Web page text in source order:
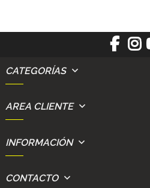
CATEGORÍAS
AREA CLIENTE
INFORMACIÓN
CONTACTO